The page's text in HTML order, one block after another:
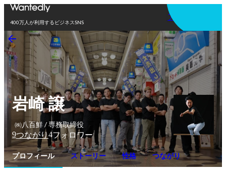
400万人が利用するビジネスSNS
アプリを使う
岩崎 譲
㈱八百鮮 / 専務取締役
9つながり4フォロワー
プロフィール ストーリー 性格 つながり